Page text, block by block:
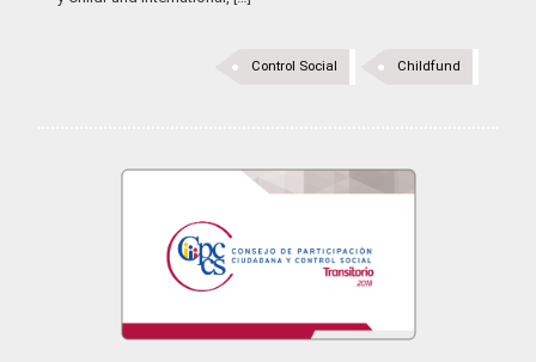
Childfund
Control Social